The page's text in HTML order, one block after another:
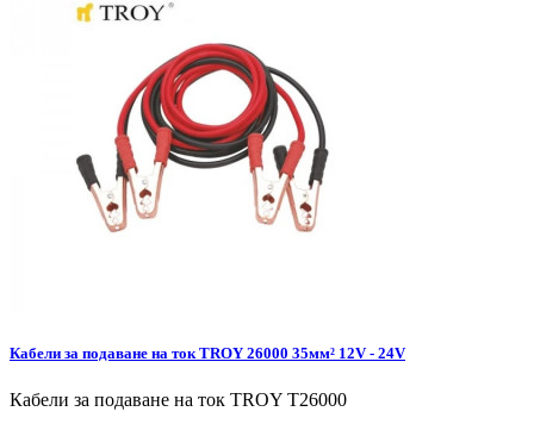
Кабели за подаване на ток TROY 26000 35мм² 12V - 24V
Кабели за подаване на ток TROY T26000